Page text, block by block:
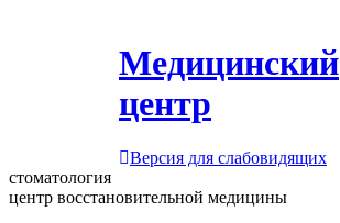
Медицинский
центр
Версия для слабовидящих
стоматология
центр восстановительной медицины